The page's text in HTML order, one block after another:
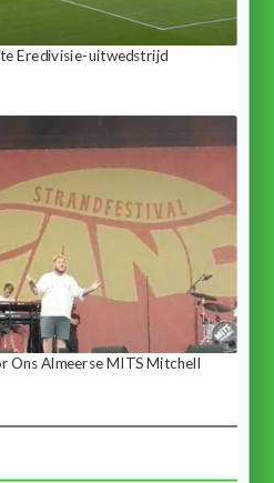
Eredivisie-uitwedstrijd
Ons Almeerse MITS Mitchell